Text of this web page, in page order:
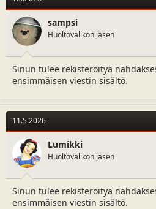
o
n
s
:
sampsi
Huoltovalikon jäsen
Sinun tulee rekisteröityä
ensimmäisen viestin sisältö.
11.5.2026
Lumikki
Huoltovalikon jäsen
Sinun tulee rekisteröityä
ensimmäisen viestin sisältö.